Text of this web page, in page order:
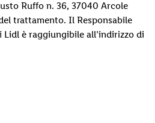
Ruffo n. 36, 37040 Arcole
trattamento. Il Responsabile
è raggiungibile all’indirizzo di